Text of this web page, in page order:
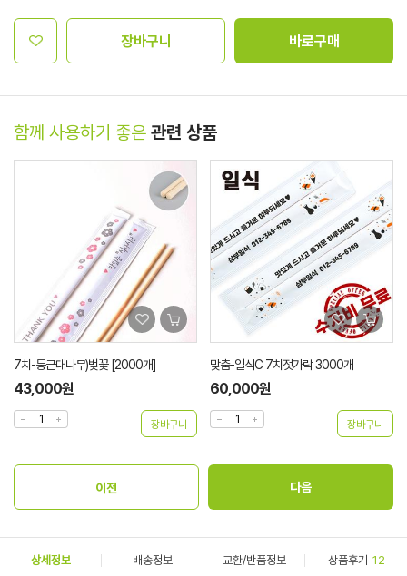
장바구니 바로구매
함께 사용하기 좋은 관련 상품
7치-둥근대나무)벚꽃 [2000개]
43,000원
맞춤-일식C 7치젓가락 3000개
60,000원
상세정보 배송정보 교환/반품정보 상품후기 12